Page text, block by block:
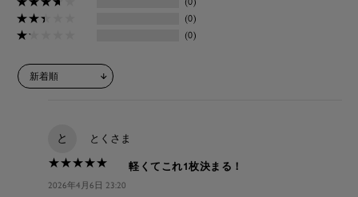
★★★
★★★ (0)
★★
★★ (0)
と とくさま
★★★★★
★★★★★ 軽くてこれ1枚決まる！
2026年4月6日 23:20